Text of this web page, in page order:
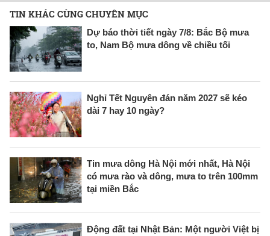
TIN KHÁC CÙNG CHUYÊN MỤC
Dự báo thời tiết ngày 7/8: Bắc Bộ mưa
to, Nam Bộ mưa dông về chiều tối
Nghỉ Tết Nguyên đán năm 2027 sẽ kéo
dài 7 hay 10 ngày?
Tin mưa dông Hà Nội mới nhất, Hà Nội
có mưa rào và dông, mưa to trên 100mm
tại miền Bắc
Động đất tại Nhật Bản: Một người Việt bị